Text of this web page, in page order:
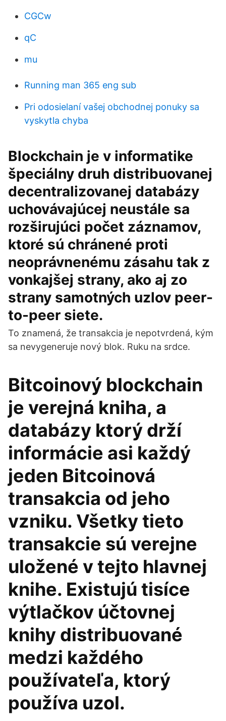
CGCw
qC
mu
Running man 365 eng sub
Pri odosielaní vašej obchodnej ponuky sa
vyskytla chyba
Blockchain je v informatike
špeciálny druh distribuovanej
decentralizovanej databázy
uchovávajúcej neustále sa
rozširujúci počet záznamov,
ktoré sú chránené proti
neoprávnenému zásahu tak z
vonkajšej strany, ako aj zo
strany samotných uzlov peer-
to-peer siete.
To znamená, že transakcia je nepotvrdená, kým
sa nevygeneruje nový blok. Ruku na srdce.
Bitcoinový blockchain
je verejná kniha, a
databázy ktorý drží
informácie asi každý
jeden Bitcoinová
transakcia od jeho
vzniku. Všetky tieto
transakcie sú verejne
uložené v tejto hlavnej
knihe. Existujú tisíce
výtlačkov účtovnej
knihy distribuované
medzi každého
používateľa, ktorý
používa uzol.